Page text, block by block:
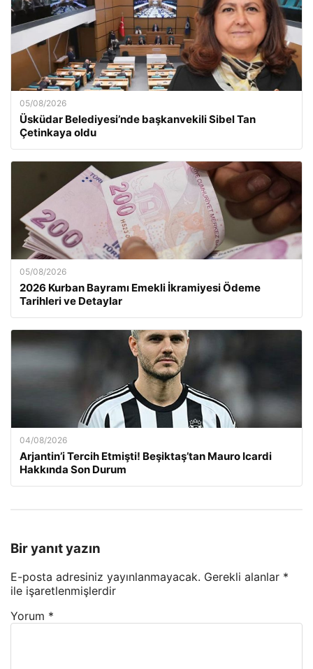
05/08/2026
Üsküdar Belediyesi’nde başkanvekili Sibel Tan
Çetinkaya oldu
05/08/2026
2026 Kurban Bayramı Emekli İkramiyesi Ödeme
Tarihleri ve Detaylar
04/08/2026
Arjantin’i Tercih Etmişti! Beşiktaş’tan Mauro Icardi
Hakkında Son Durum
Bir yanıt yazın
E-posta adresiniz yayınlanmayacak. Gerekli alanlar *
ile işaretlenmişlerdir
Yorum *